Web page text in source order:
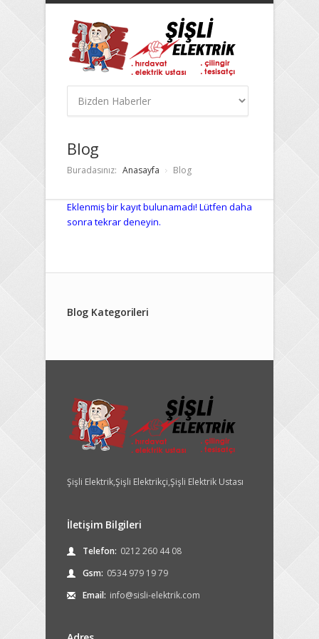
Blog
Buradasınız: Anasayfa Blog
Eklenmiş bir kayıt bulunamadı! Lütfen daha
sonra tekrar deneyin.
Blog Kategorileri
Şişli Elektrik,Şişli Elektrikçi,Şişli Elektrik Ustası
İletişim Bilgileri
Telefon: 0212 260 44 08
Gsm: 0534 979 19 79
Email: info@sisli-elektrik.com